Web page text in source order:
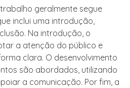
geralmente segue
inclui uma introdução,
Na introdução, o
a atenção do público e
clara. O desenvolvimento
são abordados, utilizando
a comunicação. Por fim, a